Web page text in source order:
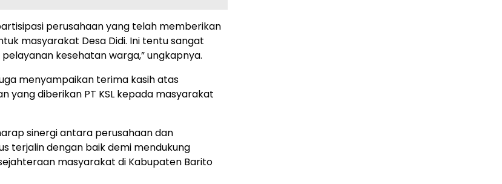
perusahaan yang telah memberikan
masyarakat Desa Didi. Ini tentu sangat
kesehatan warga,” ungkapnya.
menyampaikan terima kasih atas
yang diberikan PT KSL kepada masyarakat
sinergi antara perusahaan dan
terjalin dengan baik demi mendukung
masyarakat di Kabupaten Barito